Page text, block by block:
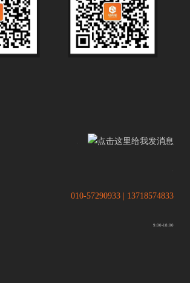
010-57290933 | 13718574833
9:00-18:00